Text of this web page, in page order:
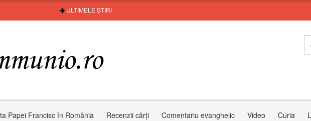
ULTIMELE ȘTIRI
Papei Francisc în România Recenzii cărți Comentariu evanghelic Video Curia